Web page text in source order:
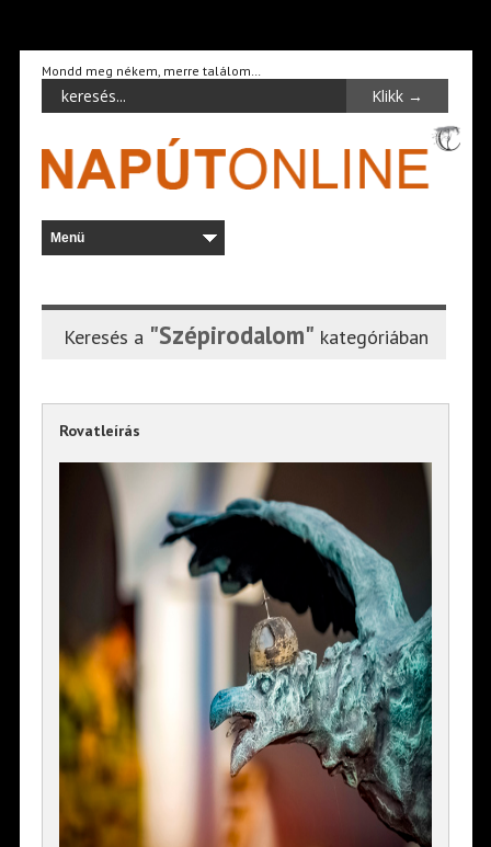
Mondd meg nékem, merre találom…
Keresés a "Szépirodalom" kategóriában
Rovatleírás